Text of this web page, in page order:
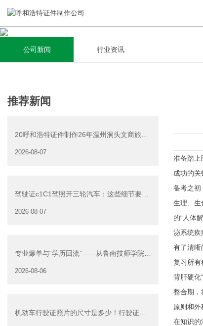
关于我们
集研发，设计，制造，安装于一体，多元化的定制需求，为上
千家企业提供过专业定制服务！
查看详情
新闻资讯
全自动流水线规模化生产，准时按期交货，年生产能力超过
40W万方米以上，拥有遍布全国的商务合作伙伴和较为完善的
查看详情
公司新闻 行业资讯
推荐新闻
20呼和浩特证件制作26年温州洞头文商旅游
2026-08-07
驾驶证c1C1驾照开三轮汽车：这些细节要注
2026-08-07
专业爆单与“学历回流”——从鲁南技师学院透
2026-08-06
机动车行驶证照片的尺寸是多少！行驶证照
准备踏上
成功的关
备考之初
生理、生
的“人体
泌系统疾
有了清晰
复习所有
背肝硬化
整合期，
原则和
在知识的